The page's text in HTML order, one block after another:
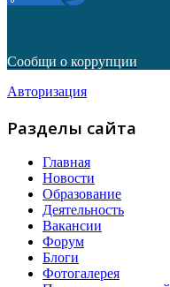
Сообщи о коррупции
Авторизация
Разделы сайта
Главная
Новости
Образование
Деятельность
Вакансии
Форум
Блоги
Фотогалерея